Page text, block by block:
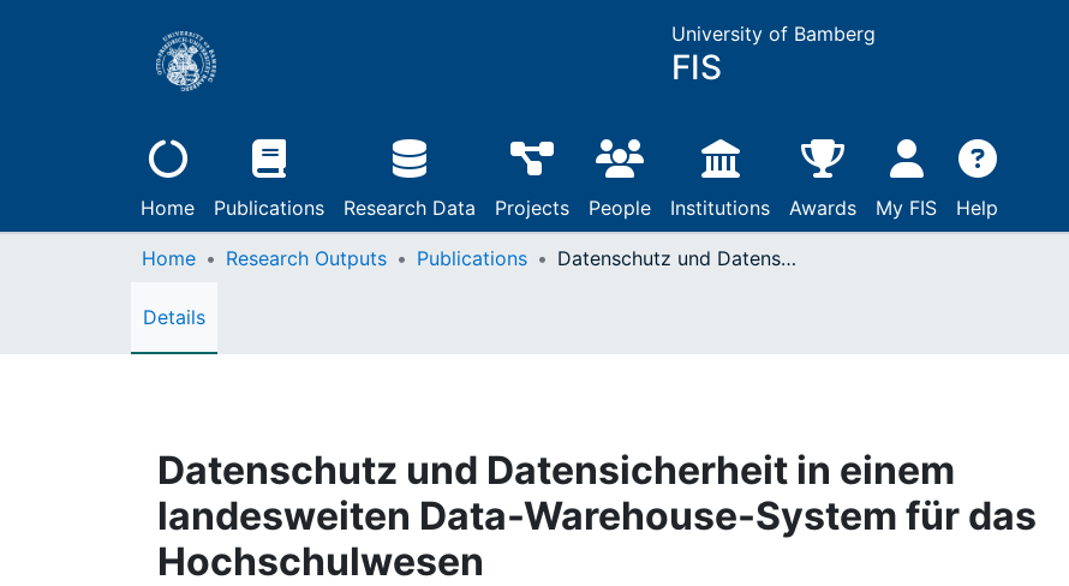
University of Bamberg
FIS
Home Publications Research Data Projects People Institutions Awards My FIS Help
Home Research Outputs Publications Datenschutz und Datensicherheit in einem landesweiten Data-Warehouse-System für das Hochschulwesen
Details
Datenschutz und Datensicherheit in einem
landesweiten Data-Warehouse-System für das
Hochschulwesen